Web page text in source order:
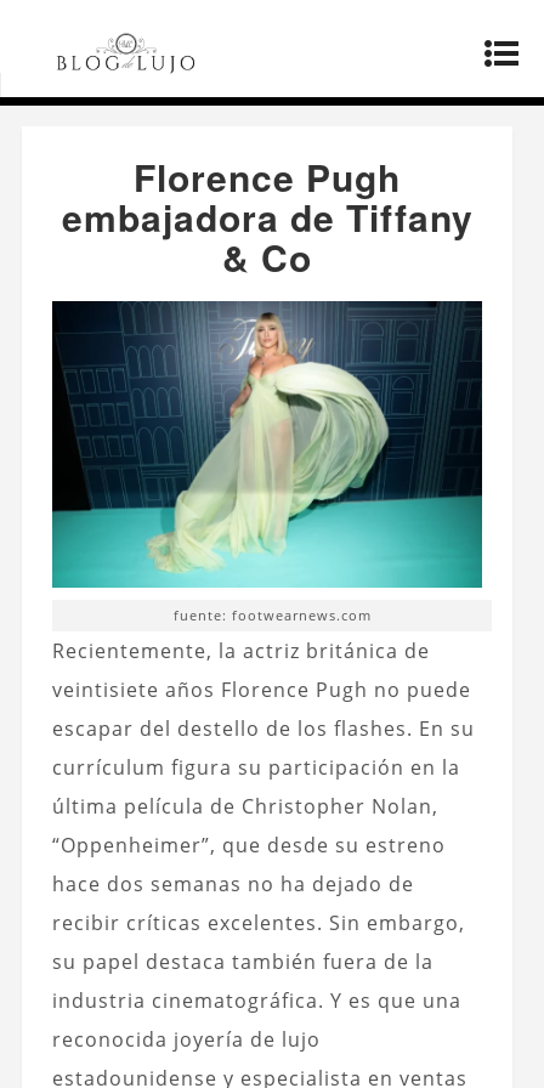
Página principal
embajadora de Tiffany & Co
Florence Pugh
embajadora de Tiffany
& Co
fuente: footwearnews.com
Recientemente, la actriz británica de
veintisiete años Florence Pugh no puede
escapar del destello de los flashes. En su
currículum figura su participación en la
última película de Christopher Nolan,
“Oppenheimer”, que desde su estreno
hace dos semanas no ha dejado de
recibir críticas excelentes. Sin embargo,
su papel destaca también fuera de la
industria cinematográfica. Y es que una
reconocida joyería de lujo
estadounidense y especialista en ventas